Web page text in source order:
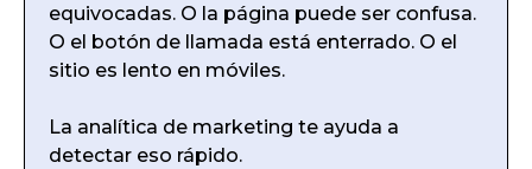
equivocadas. O la página puede ser confusa.
O el botón de llamada está enterrado. O el
sitio es lento en móviles.
La analítica de marketing te ayuda a
detectar eso rápido.